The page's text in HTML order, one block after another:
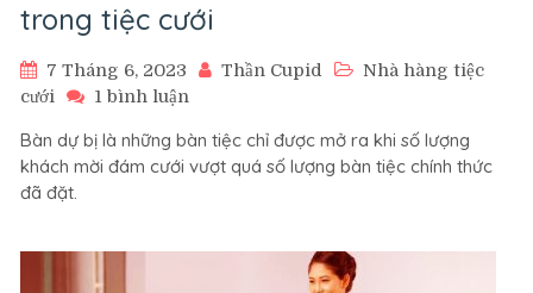
trong tiệc cưới
7 Tháng 6, 2023 Thần Cupid
Nhà hàng tiệc
cưới
1 bình luận
nghiệm
sử
Bàn dự bị là những bàn tiệc chỉ được mở ra khi số lượng
khách mời đám cưới vượt quá số lượng bàn tiệc chính thức
đã đặt.